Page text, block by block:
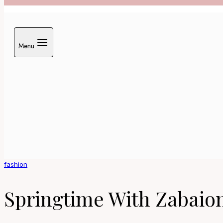
Menu
fashion
Springtime With